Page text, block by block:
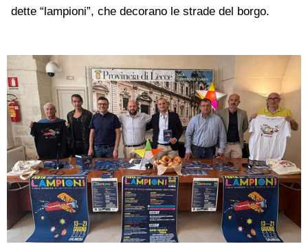
dette “lampioni”, che decorano le strade del borgo.